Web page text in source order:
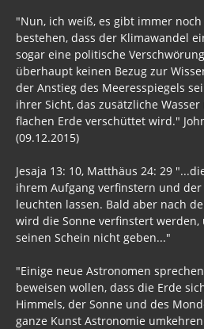
"Nun, ich weiß, es gibt immer
bestehen, dass der Klimawandel
sogar eine politische
überhaupt keinen Bezug zur
der Anstieg des Meeresspiegels
ihrer Sicht, das zusätzliche
flachen Erde verschüttet wird."
(09.12.2015)
Jesaja 13: 10, Matthäus 24: 29
ihrem Aufgang verfinstern und
leuchten lassen. Bald aber nach
wird die Sonne verfinstert
seinen Schein nicht geben..."
"Einige neue Astronomen
beweisen wollen, dass die Erde
Himmels, der Sonne und des
ganze Kunst Astronomie